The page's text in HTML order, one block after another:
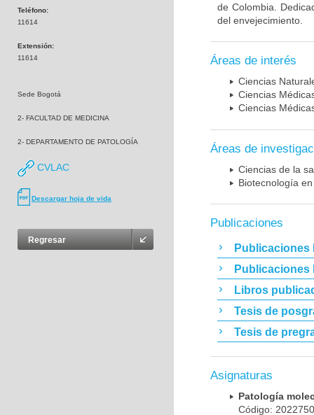
Teléfono:
11614
Extensión:
11614
Sede Bogotá
2- FACULTAD DE MEDICINA
2- DEPARTAMENTO DE PATOLOGÍA
CVLAC
Descargar hoja de vida
Regresar
de Colombia.
del envejecimiento.
Áreas de interés
Ciencias
Ciencias
Ciencias
Áreas de
Ciencias de la
Biotecnología
Publicaciones
Publicaciones
Publicaciones
Libros
Tesis de
Tesis de
Asignaturas
Patología
Código: